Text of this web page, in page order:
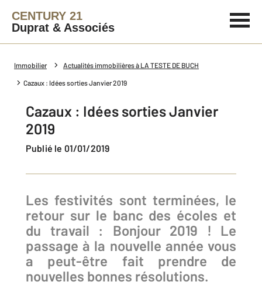
CENTURY 21
Duprat & Associés
Immobilier Actualités immobilières à LA TESTE DE BUCH
Cazaux : Idées sorties Janvier 2019
Cazaux : Idées sorties Janvier
2019
Publié le 01/01/2019
Les festivités sont terminées, le
retour sur le banc des écoles et
du travail : Bonjour 2019 ! Le
passage à la nouvelle année vous
a peut-être fait prendre de
nouvelles bonnes résolutions.